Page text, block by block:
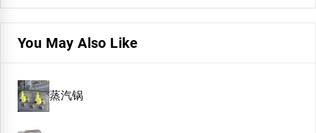
You May Also Like
蒸汽锅